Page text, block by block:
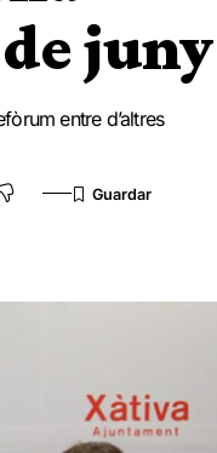
juny
entre d’altres